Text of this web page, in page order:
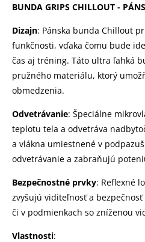
BUNDA GRIPS CHILLOUT -
Dizajn: Pánska bunda Chillout
funkčnosti, vďaka čomu bude
čas aj tréning. Táto ultra ľahká
pružného materiálu, ktorý
obmedzenia.
Odvetrávanie: Špeciálne
teplotu tela a odvetráva
a vlákna umiestnené v
odvetrávanie a zabraňujú
Bezpečnostné prvky: Reflexné
zvyšujú viditeľnosť a
či v podmienkach so zníženou
Vlastnosti: